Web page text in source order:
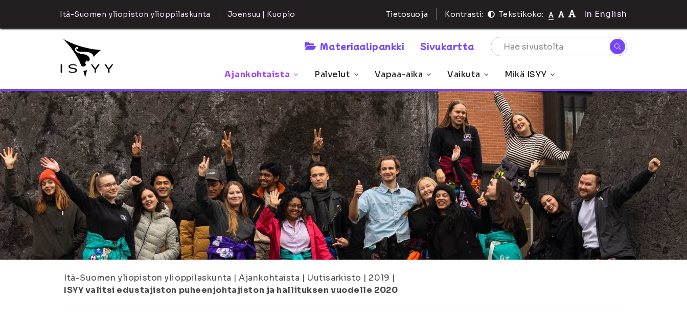
Itä-Suomen yliopiston ylioppilaskunta Joensuu | Kuopio Tietosuoja Kontrasti: Tekstikoko: In English
Materiaalipankki Sivukartta
Ajankohtaista Palvelut Vapaa-aika Vaikuta Mikä ISYY
Itä-Suomen yliopiston ylioppilaskunta | Ajankohtaista | Uutisarkisto | 2019 |
ISYY valitsi edustajiston puheenjohtajiston ja hallituksen vuodelle 2020